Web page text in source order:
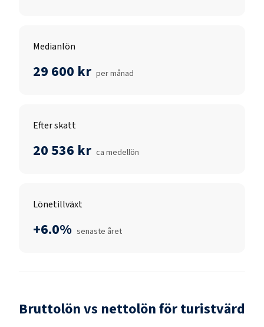
Medianlön
29 600 kr per månad
Efter skatt
20 536 kr ca medellön
Lönetillväxt
+6.0% senaste året
Bruttolön vs nettolön förturistvärd